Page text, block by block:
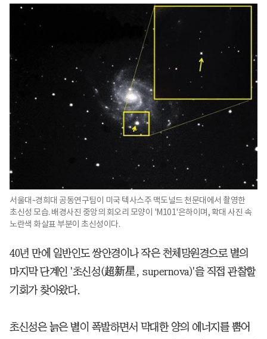
서울대-경희대 공동연구팀이 미국 텍사스주 맥도널드 천문대에서 촬영한
초신성 모습. 배경사진 중앙의 회오리 모양이 'M101'은하이며, 확대 사진 속
노란색 화살표 부분이 초신성이다.
40년 만에 일반인도 쌍안경이나 작은 천체망원경으로 별의
마지막 단계인 '초신성(超新星, supernova)'을 직접 관찰할
기회가 찾아왔다.
초신성은 늙은 별이 폭발하면서 막대한 양의 에너지를 뿜어